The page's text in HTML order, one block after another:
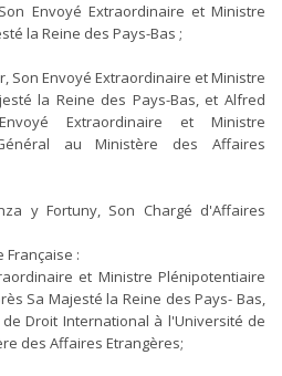
Envoyé Extraordinaire et Ministre
la Reine des Pays-Bas ;
Son Envoyé Extraordinaire et Ministre
la Reine des Pays-Bas, et Alfred
Extraordinaire et Ministre
au Ministère des Affaires
y Fortuny, Son Chargé d'Affaires
Française :
et Ministre Plénipotentiaire
Sa Majesté la Reine des Pays- Bas,
Droit International à l'Université de
des Affaires Etrangères;